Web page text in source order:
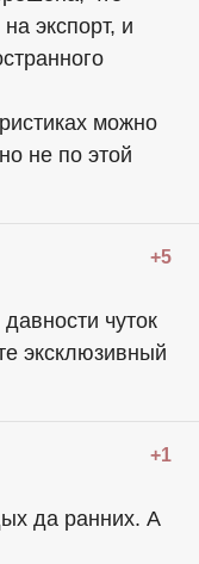
экспорт, и
можно
не по этой
+5
чуток
эксклюзивный
+1
да ранних. А